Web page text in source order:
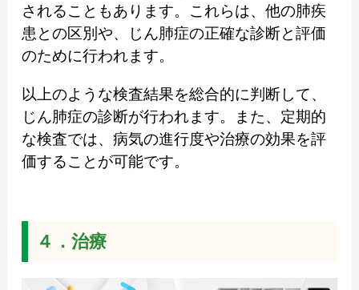
されることもあります。これらは、他の肺疾
患との区別や、じん肺症の正確な診断と評価
のために行われます。
以上のような検査結果を総合的に判断して、
じん肺症の診断が行われます。また、定期的
な検査では、病気の進行度や治療の効果を評
価することが可能です。
４．治療